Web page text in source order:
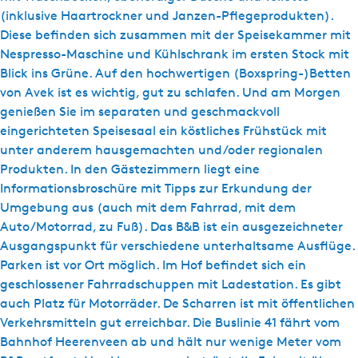
(inklusive Haartrockner und Janzen-Pflegeprodukten).
Diese befinden sich zusammen mit der Speisekammer mit
Nespresso-Maschine und Kühlschrank im ersten Stock mit
Blick ins Grüne. Auf den hochwertigen (Boxspring-)Betten
von Avek ist es wichtig, gut zu schlafen. Und am Morgen
genießen Sie im separaten und geschmackvoll
eingerichteten Speisesaal ein köstliches Frühstück mit
unter anderem hausgemachten und/oder regionalen
Produkten. In den Gästezimmern liegt eine
Informationsbroschüre mit Tipps zur Erkundung der
Umgebung aus (auch mit dem Fahrrad, mit dem
Auto/Motorrad, zu Fuß). Das B&B ist ein ausgezeichneter
Ausgangspunkt für verschiedene unterhaltsame Ausflüge.
Parken ist vor Ort möglich. Im Hof befindet sich ein
geschlossener Fahrradschuppen mit Ladestation. Es gibt
auch Platz für Motorräder. De Scharren ist mit öffentlichen
Verkehrsmitteln gut erreichbar. Die Buslinie 41 fährt vom
Bahnhof Heerenveen ab und hält nur wenige Meter vom